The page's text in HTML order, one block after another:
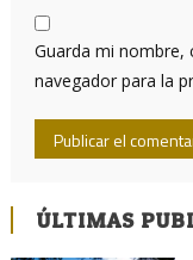
Guarda mi nombre,
navegador para la
ÚLTIMAS